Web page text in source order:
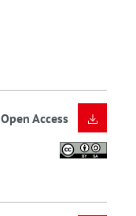
Open Access